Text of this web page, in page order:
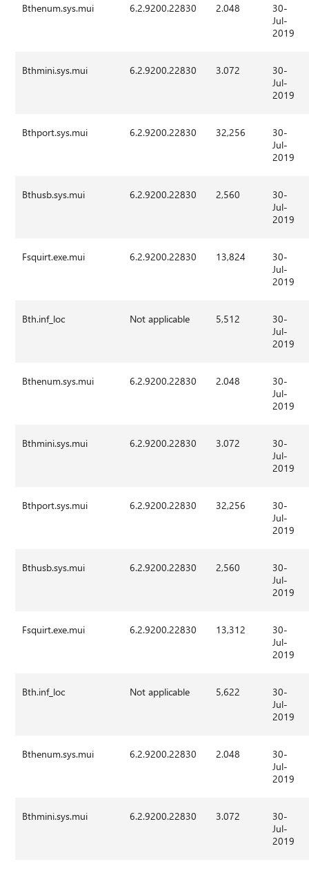
Bthenum.sys.mui 6.2.9200.22830 2.048
30-
Jul-
2019
Bthmini.sys.mui 6.2.9200.22830 3.072
30-
Jul-
2019
Bthport.sys.mui 6.2.9200.22830 32,256
30-
Jul-
2019
Bthusb.sys.mui 6.2.9200.22830 2,560
30-
Jul-
2019
Fsquirt.exe.mui 6.2.9200.22830 13,824
30-
Jul-
2019
Bth.inf_loc Not applicable 5,512
30-
Jul-
2019
Bthenum.sys.mui 6.2.9200.22830 2.048
30-
Jul-
2019
Bthmini.sys.mui 6.2.9200.22830 3.072
30-
Jul-
2019
Bthport.sys.mui 6.2.9200.22830 32,256
30-
Jul-
2019
Bthusb.sys.mui 6.2.9200.22830 2,560
30-
Jul-
2019
Fsquirt.exe.mui 6.2.9200.22830 13,312
30-
Jul-
2019
Bth.inf_loc Not applicable 5,622
30-
Jul-
2019
Bthenum.sys.mui 6.2.9200.22830 2.048
30-
Jul-
2019
Bthmini.sys.mui 6.2.9200.22830 3.072
30-
Jul-
2019